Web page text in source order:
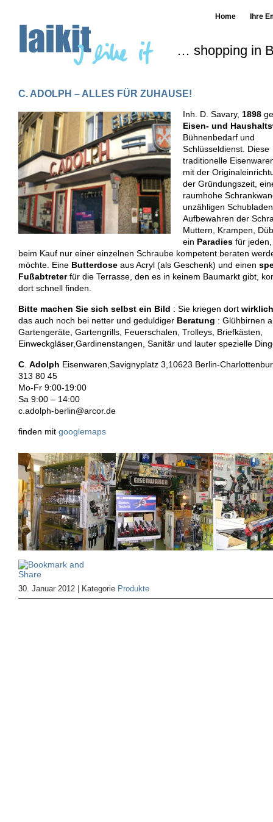
… shopping in
Home Ihre
C. ADOLPH – ALLES FÜR ZUHAUSE!
Inh. D. Savary, 1898
Eisen- und
Bühnenbedarf und
Schlüsseldienst. Diese
traditionelle
mit der
der Gründungszeit,
raumhohe
unzähligen
Aufbewahren der
Muttern, Krampen,
ein Paradies für
beim Kauf nur einer einzelnen Schraube kompetent beraten
möchte. Eine Butterdose aus Acryl (als Geschenk) und einen
Fußabtreterfür die Terrasse, den es in keinem Baumarkt gibt,
dort schnell finden.
Bitte machen Sie sich selbst ein Bild : Sie kriegen dort
das auch noch bei netter und geduldiger Beratung : Glühbirnen
Gartengeräte, Gartengrills, Feuerschalen, Trolleys, Briefkästen,
Einweckgläser,Gardinenstangen, Sanitär und lauter spezielle
C Adolph Eisenwaren,Savignyplatz 3,10623 Berlin-
313 80 45
Mo-Fr 9:00-19:00
Sa 9:00 – 14:00
c.adolph-berlin@arcor.de
finden mit googlemaps
30. Januar 2012 | Kategorie Produkte